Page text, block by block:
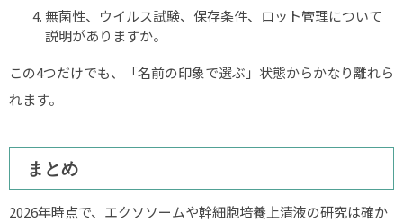
無菌性、ウイルス試験、保存条件、ロット管理について
説明がありますか。
この4つだけでも、「名前の印象で選ぶ」状態からかなり離れら
れます。
まとめ
2026年時点で、エクソソームや幹細胞培養上清液の研究は確か